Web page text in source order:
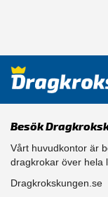
Besök
Vårt huvudkontor är
dragkrokar över hela
Dragkrokskungen.se